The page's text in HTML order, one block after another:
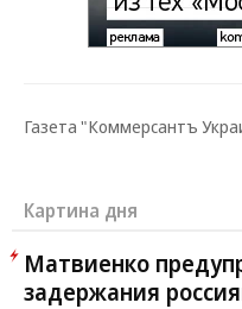
Газета "Коммерсантъ
Картина дня
Матвиенко
задержания